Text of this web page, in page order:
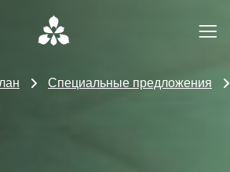
Специальные предложения